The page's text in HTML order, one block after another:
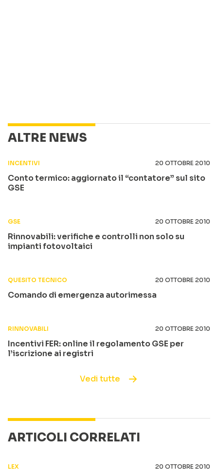
ALTRE NEWS
INCENTIVI 20 OTTOBRE 2010
Conto termico: aggiornato il “contatore” sul sito
GSE
GSE 20 OTTOBRE 2010
Rinnovabili: verifiche e controlli non solo su
impianti fotovoltaici
QUESITO TECNICO 20 OTTOBRE 2010
Comando di emergenza autorimessa
RINNOVABILI 20 OTTOBRE 2010
Incentivi FER: online il regolamento GSE per
l’iscrizione ai registri
Vedi tutte
ARTICOLI CORRELATI
LEX 20 OTTOBRE 2010